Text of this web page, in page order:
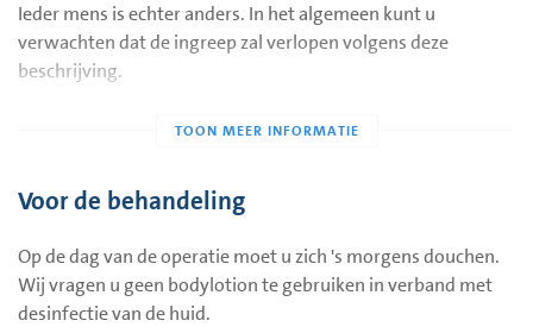
Ieder mens is echter anders. In het algemeen kunt u
verwachten dat de ingreep zal verlopen volgens deze
beschrijving.
en doorgeknipt. Het bloed van de teelbal kan dan zonder
ingreep gaat via een kleine snee in de onderbuik, waardoor
de ader van de zaadbal afgebonden wordt. De operatie vindt
plaats onder algehele anesthesie (verdoving), omdat de buik
Voor de behandeling
Op de dag van de operatie moet u zich 's morgens douchen.
Wij vragen u geen bodylotion te gebruiken in verband met
desinfectie van de huid.